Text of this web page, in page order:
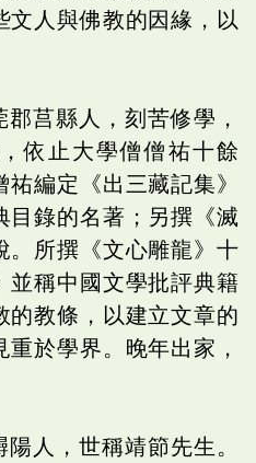
文人與佛教的因緣，以
莒縣人，刻苦修學，
依止大學僧僧祐十餘
編定《出三藏記集》
目錄的名著；另撰《滅
。所撰《文心雕龍》十
並稱中國文學批評典籍
的教條，以建立文章的
於學界。晚年出家，
人，世稱靖節先生。